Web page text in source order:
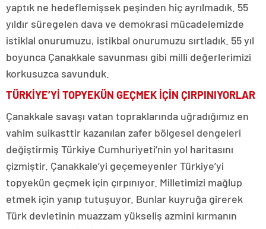
yaptık ne hedeflemişsek peşinden hiç ayrılmadık. 55
yıldır süregelen dava ve demokrasi mücadelemizde
istiklal onurumuzu, istikbal onurumuzu sırtladık. 55 yıl
boyunca Çanakkale savunması gibi milli değerlerimizi
korkusuzca savunduk.
TÜRKİYE’Yİ TOPYEKÜN GEÇMEK İÇİN ÇIRPINIYORLAR
Çanakkale savaşı vatan topraklarında uğradığımız en
vahim suikasttir kazanılan zafer bölgesel dengeleri
değiştirmiş Türkiye Cumhuriyeti’nin yol haritasını
çizmiştir. Çanakkale’yi geçemeyenler Türkiye’yi
topyekün geçmek için çırpınıyor. Milletimizi mağlup
etmek için yanıp tutuşuyor. Bunlar kuyruğa girerek
Türk devletinin muazzam yükseliş azmini kırmanın